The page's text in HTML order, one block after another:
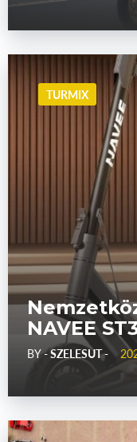
TURMIX
NAVEE
BY- SZELESUT -